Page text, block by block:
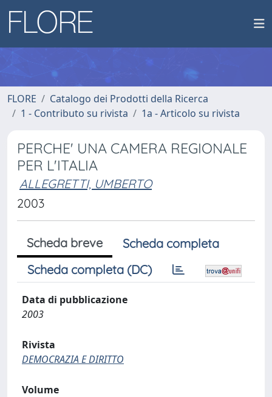
FLORE
Catalogo dei Prodotti della Ricerca
1 - Contributo su rivista
1a - Articolo su rivista
PERCHE' UNA CAMERA REGIONALE
PER L'ITALIA
ALLEGRETTI, UMBERTO
2003
Scheda breve
Scheda completa
Scheda completa (DC)
Data di pubblicazione
2003
Rivista
DEMOCRAZIA E DIRITTO
Volume